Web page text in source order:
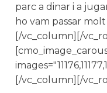
parc a dinar i a
ho vam passar
[/vc_column][/
[/vc_column][/